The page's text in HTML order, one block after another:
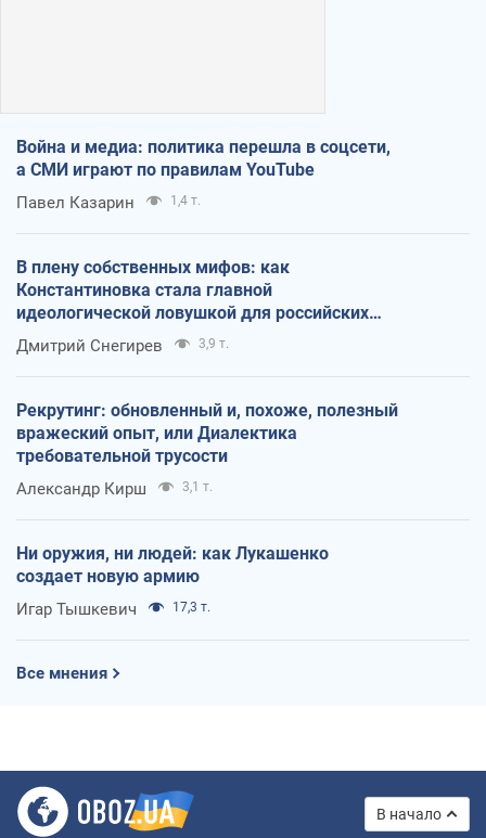
Война и медиа: политика перешла в соцсети,
а СМИ играют по правилам YouTube
Павел Казарин 1,4 т.
В плену собственных мифов: как
Константиновка стала главной
идеологической ловушкой для российских
оккупантов
Дмитрий Снегирев 3,9 т.
Рекрутинг: обновленный и, похоже, полезный
вражеский опыт, или Диалектика
требовательной трусости
Александр Кирш 3,1 т.
Ни оружия, ни людей: как Лукашенко
создает новую армию
Игар Тышкевич 17,3 т.
Все мнения
В начало